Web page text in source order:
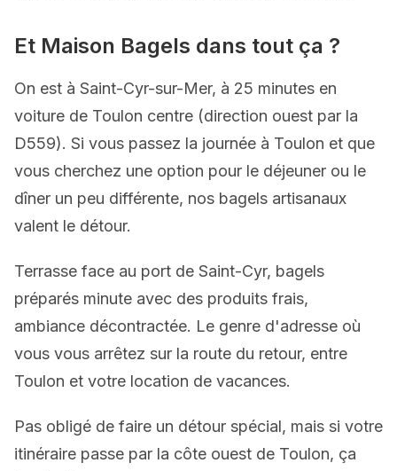
Et Maison Bagels dans tout ça ?
On est à Saint-Cyr-sur-Mer, à 25 minutes en
voiture de Toulon centre (direction ouest par la
D559). Si vous passez la journée à Toulon et que
vous cherchez une option pour le déjeuner ou le
dîner un peu différente, nos bagels artisanaux
valent le détour.
Terrasse face au port de Saint-Cyr, bagels
préparés minute avec des produits frais,
ambiance décontractée. Le genre d'adresse où
vous vous arrêtez sur la route du retour, entre
Toulon et votre location de vacances.
Pas obligé de faire un détour spécial, mais si votre
itinéraire passe par la côte ouest de Toulon, ça